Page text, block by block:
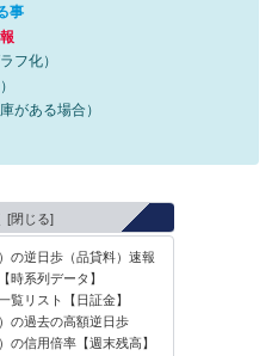
事
フ化）
がある場合）
の逆日歩（品貸料）速報
時系列データ】
覧リスト【日証金】
の過去の高額逆日歩
の信用倍率【週末残高】